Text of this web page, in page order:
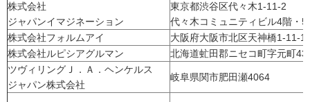
株式会社
ジャパンイマジネーション
東京都渋谷区代々木1-11-2
代々木コミュニティビル4階・5
株式会社フォルムアイ
大阪府大阪市北区天神橋1-11-1
株式会社ルピシアグルマン
北海道虻田郡ニセコ町字元町
ツヴィリングＪ．Ａ．ヘンケルス
ジャパン株式会社
岐阜県関市肥田瀬4064